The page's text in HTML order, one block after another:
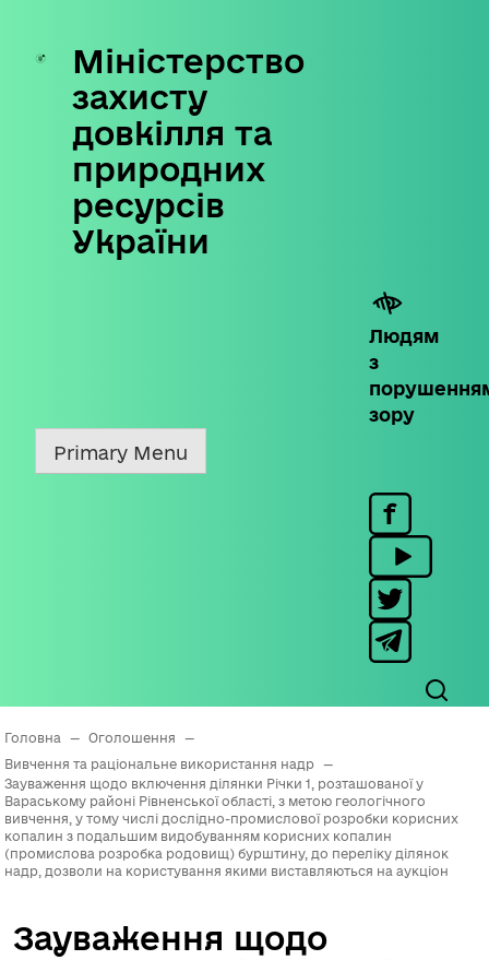
Skip
content
Міністерство
захисту
довкілля та
природних
ресурсів
України
Людям
з
зору
Primary Menu
Головна — Оголошення
—
Вивчення та раціональне використання надр
—
Зауваження щодо включення ділянки Річки 1, розташованої у
Вараському районі Рівненської області, з метою геологічного
вивчення, у тому числі дослідно-промислової розробки корисних
копалин з подальшим видобуванням корисних копалин
(промислова розробка родовищ) бурштину, до переліку ділянок
надр, дозволи на користування якими виставляються на аукціон
Зауваження щодо